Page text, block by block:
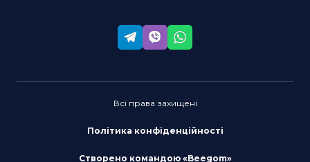
Всі права захищені
Політика конфіденційності
Створено командою «Beegom»